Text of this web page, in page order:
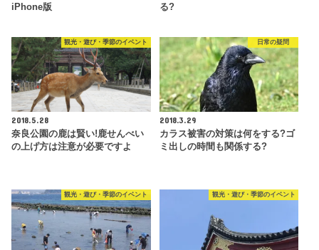
iPhone版
る?
観光・遊び・季節のイベント
2018.5.28
奈良公園の鹿は賢い!鹿せんべい
の上げ方は注意が必要ですよ
日常の疑問
2018.3.29
カラス被害の対策は何をする?ゴ
ミ出しの時間も関係する?
観光・遊び・季節のイベント 観光・遊び・季節のイベント